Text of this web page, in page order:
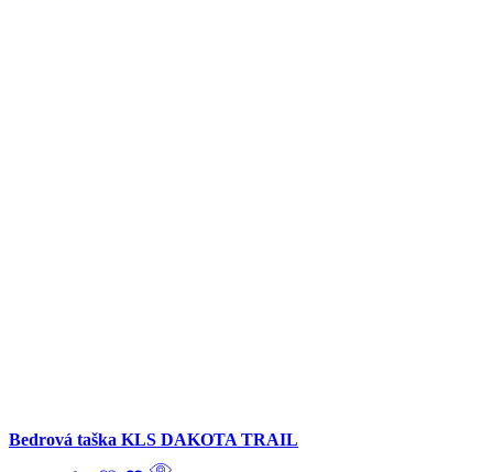
Bedrová taška KLS DAKOTA TRAIL